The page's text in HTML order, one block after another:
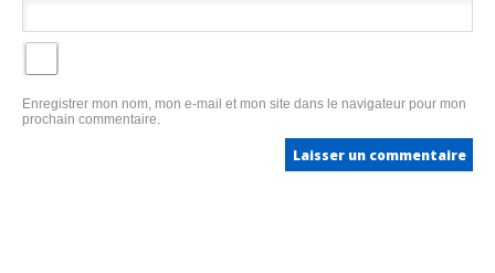
Enregistrer mon nom, mon e-mail et mon site dans le navigateur pour mon
prochain commentaire.